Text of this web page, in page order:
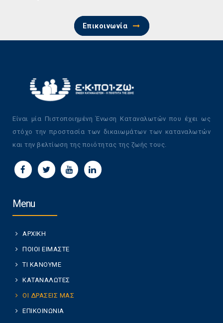
Επικοινωνία
Είναι μία Πιστοποιημένη Ένωση Καταναλωτών που έχει ως
στόχο την προστασία των δικαιωμάτων των καταναλωτών
και την βελτίωση της ποιότητας της ζωής τους.
Menu
ΑΡΧΙΚΗ
ΠΟΙΟΙ ΕΙΜΑΣΤΕ
ΤΙ ΚΑΝΟΥΜΕ
ΚΑΤΑΝΑΛΩΤΕΣ
ΟΙ ΔΡΑΣΕΙΣ ΜΑΣ
ΕΠΙΚΟΙΝΩΝΙΑ